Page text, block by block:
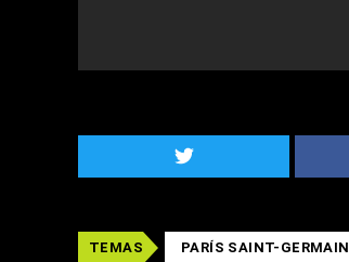
TEMAS PARÍS SAINT-GERMAIN